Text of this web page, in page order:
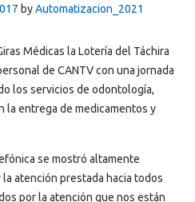
byAutomatizacion_2021
Médicas la Lotería del Táchira
de CANTV con una jornada
los servicios de odontología,
la entrega de medicamentos y
se mostró altamente
atención prestada hacia todos
por la atención que nos están